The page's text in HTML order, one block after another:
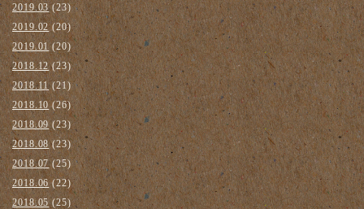
2019.03(23)
2019.02(20)
2019.01 (20)
2018.12 (23)
2018.11(21)
2018.10(26)
2018.09 (23)
2018.08(23)
2018.07(25)
2018.06 (22)
2018.05(25)